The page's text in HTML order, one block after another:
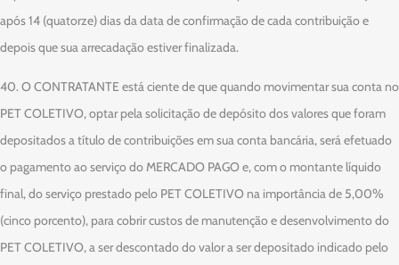
após 14 (quatorze) dias da data de confirmação de cada contribuição e
depois que sua arrecadação estiver finalizada.
40. O CONTRATANTE está ciente de que quando movimentar sua conta no
PET COLETIVO, optar pela solicitação de depósito dos valores que foram
depositados a título de contribuições em sua conta bancária, será efetuado
o pagamento ao serviço do MERCADO PAGO e, com o montante líquido
final, do serviço prestado pelo PET COLETIVO na importância de 5,00%
(cinco porcento), para cobrir custos de manutenção e desenvolvimento do
PET COLETIVO, a ser descontado do valor a ser depositado indicado pelo